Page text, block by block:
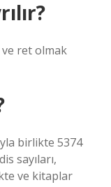
ve ret olmak
birlikte 5374
sayıları,
ve kitaplar